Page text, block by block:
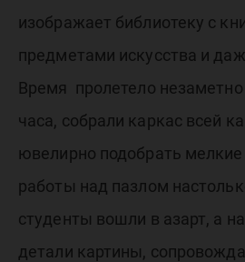
изображает библиотеку с
предметами искусства и
Время пролетело
часа, собрали каркас всей
ювелирно подобрать
работы над пазлом
студенты вошли в азарт, а
детали картины,